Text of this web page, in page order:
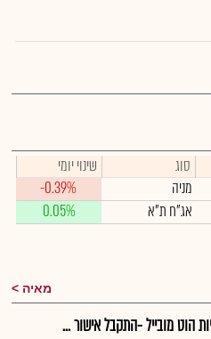
סוג
שינוי יומי
מניה
-0.39%
אג"ח ת"א 0.05%
מאיה
הוט מובייל -התקבל אישור ...